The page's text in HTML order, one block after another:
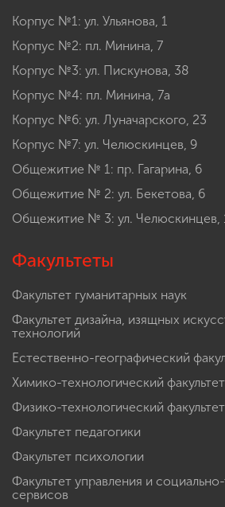
Корпус №1: ул. Ульянова, 1
Корпус №2: пл. Минина, 7
Корпус №3: ул. Пискунова, 38
Корпус №4: пл. Минина, 7а
Корпус №6: ул. Луначарского, 23
Корпус №7: ул. Челюскинцев, 9
Общежитие № 1: пр. Гагарина, 6
Общежитие № 2: ул. Бекетова, 6
Общежитие № 3: ул. Челюскинцев,
Факультеты
Факультет гуманитарных наук
Факультет дизайна, изящных
технологий
Естественно-географический
Химико-технологический факультет
Физико-технологический факультет
Факультет педагогики
Факультет психологии
Факультет управления и
сервисов